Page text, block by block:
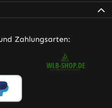
Zahlungsarten: